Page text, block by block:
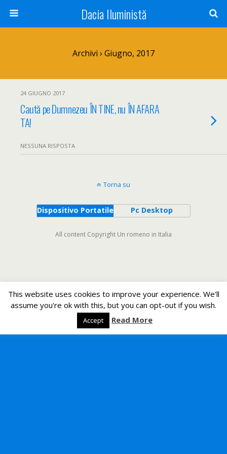
Dacia Iluministă
Archivi › Giugno, 2017
24 GIUGNO 2017
Caută pe Dumnezeu ÎN TINE, nu ÎN AFARA
TA!
NESSUNA RISPOSTA
Torna su
Dispositivo Portatile Pc Desktop
All content Copyright Un romeno in Italia
This website uses cookies to improve your experience. We'll
assume you're ok with this, but you can opt-out if you wish.
Accept Read More